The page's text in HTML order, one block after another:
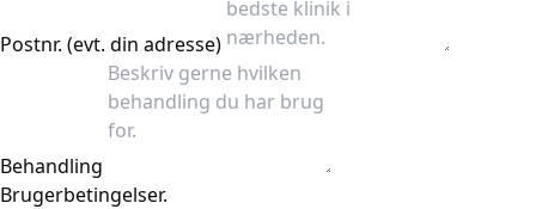
Postnr. (evt. din adresse)
Behandling
Brugerbetingelser.